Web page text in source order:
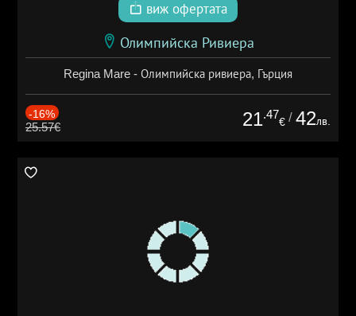
виж офертата
Олимпийска Ривиера
Regina Mare - Олимпийска ривиера, Гърция
-16%
25.57€ 21.47
€ / 42лв.